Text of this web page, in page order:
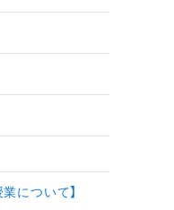
について】